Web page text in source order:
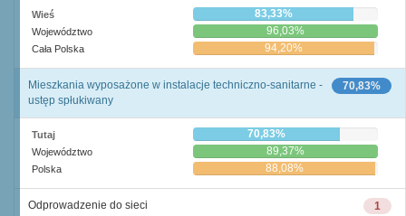
Wieś 83,33%
Województwo 96,03%
Cała Polska 94,20%
70,83%
Mieszkania wyposażone w instalacje techniczno-sanitarne -
ustęp spłukiwany
Tutaj 70,83%
Województwo 89,37%
Polska 88,08%
1
Odprowadzenie do sieci